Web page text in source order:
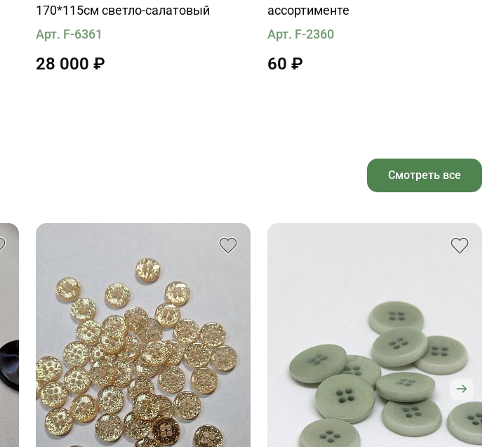
170*115см светло-салатовый
Арт. F-6361
28 000 ₽
ассортименте
Арт. F-2360
60 ₽
Смотреть все